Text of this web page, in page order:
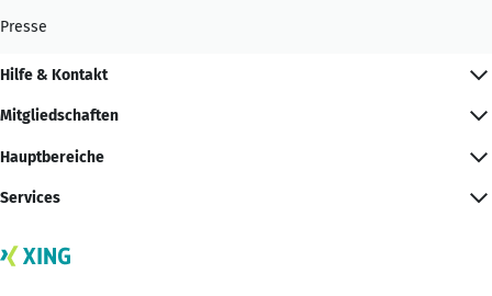
Presse
Hilfe & Kontakt
Mitgliedschaften
Hauptbereiche
Services